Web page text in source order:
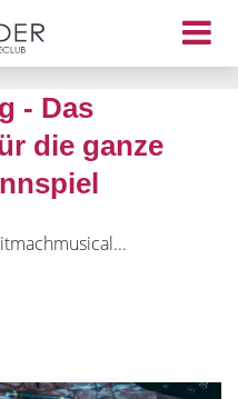
- Das
die ganze